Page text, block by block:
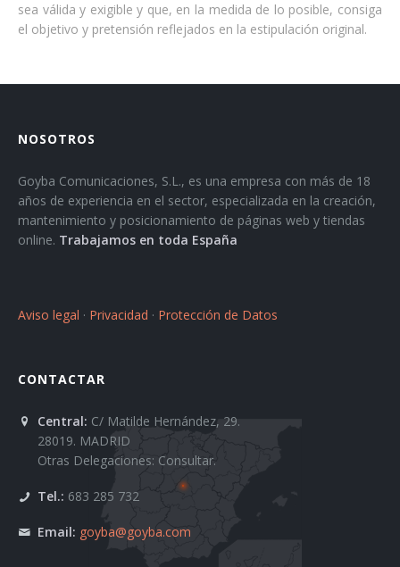
sea válida y exigible y que, en la medida de lo posible, consiga
el objetivo y pretensión reflejados en la estipulación original.
NOSOTROS
Goyba Comunicaciones, S.L., es una empresa con más de 18
años de experiencia en el sector, especializada en la creación,
mantenimiento y posicionamiento de páginas web y tiendas
online. Trabajamos en toda España
Aviso legal · Privacidad · Protección de Datos
CONTACTAR
Central: C/ Matilde Hernández, 29.
28019. MADRID
Otras Delegaciones: Consultar.
Tel.: 683 285 732
Email: goyba@goyba.com